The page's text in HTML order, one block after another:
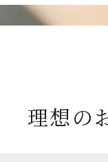
理想の